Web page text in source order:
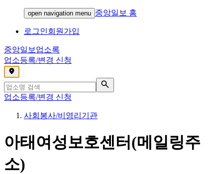
open navigation menu 중앙일보 홈
로그인회원가입
중앙일보 업소록
업소등록/변경 신청
,
업소등록/변경 신청
사회봉사/비영리기관
아태여성보호센터(메일링주
소)